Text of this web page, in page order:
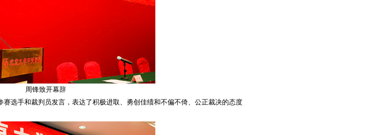
周锋致开幕辞
选手和裁判员发言，表达了积极进取、勇创佳绩和不偏不倚、公正裁决的态度